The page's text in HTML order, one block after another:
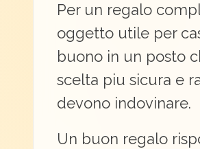
Per un regalo
oggetto utile per
buono in un posto
scelta piu sicura e
devono indovinare.
Un buon regalo